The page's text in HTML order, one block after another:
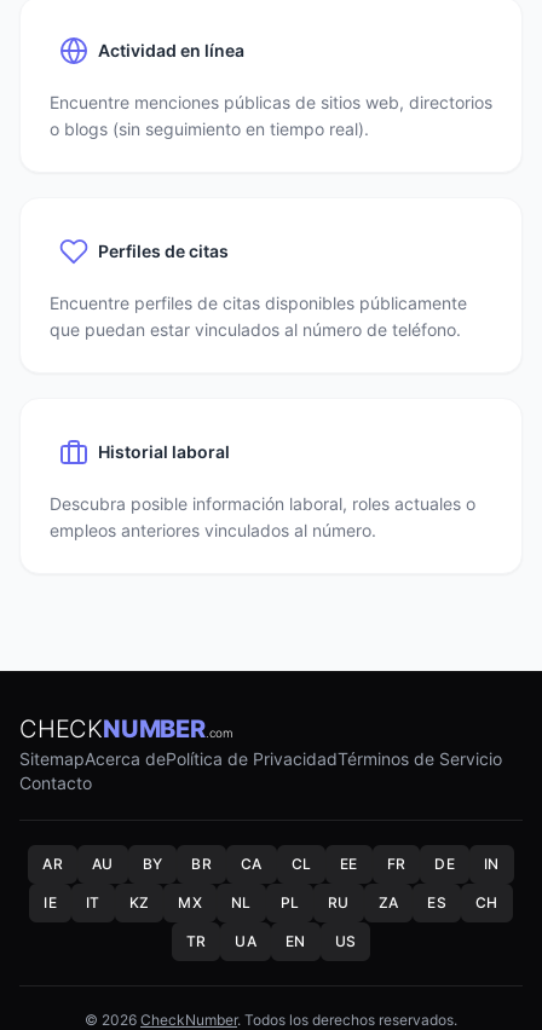
Actividad en línea
Encuentre menciones públicas de sitios web, directorios
o blogs (sin seguimiento en tiempo real).
Perfiles de citas
Encuentre perfiles de citas disponibles públicamente
que puedan estar vinculados al número de teléfono.
Historial laboral
Descubra posible información laboral, roles actuales o
empleos anteriores vinculados al número.
CHECKNUMBER.com
SitemapAcerca dePolítica de PrivacidadTérminos de Servicio
Contacto
AR AU BY BR CA CL EE FR DE IN
IE IT KZ MX NL PL RU ZA ES CH
TR UA EN US
© 2026 CheckNumber. Todos los derechos reservados.